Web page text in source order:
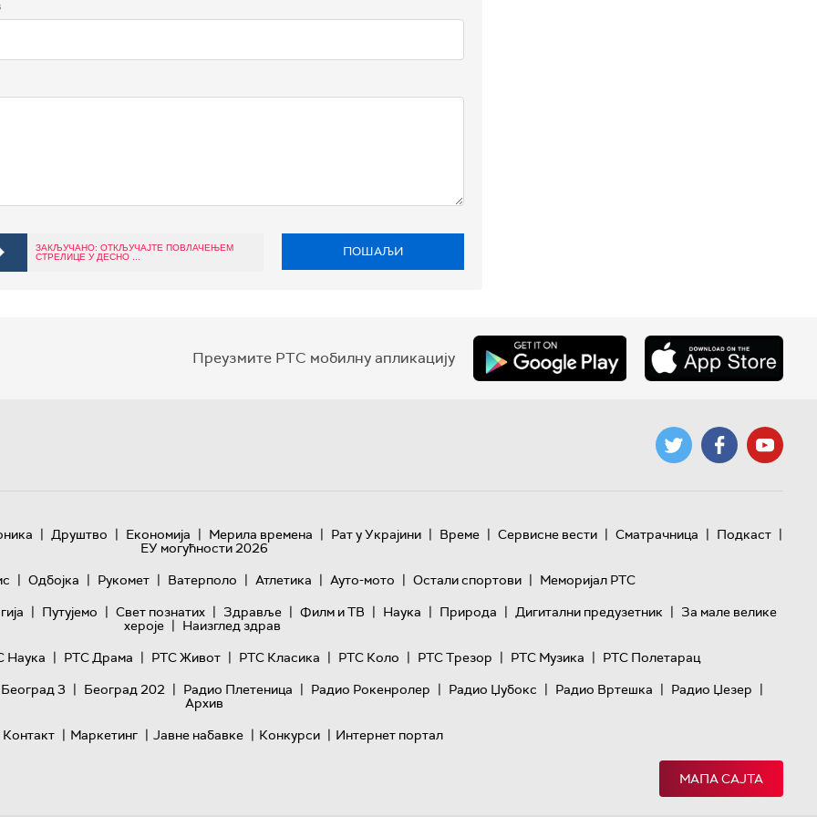
ЗАКЉУЧАНО: ОТКЉУЧАЈТЕ ПОВЛАЧЕЊЕМ
СТРЕЛИЦЕ У ДЕСНО ...
ПОШАЉИ
Преузмите РТС мобилну апликацију
| Друштво | Економија | Мерила времена | Рат у Украјини | Време | Сервисне вести | Сматрачница | Подкаст |
ЕУ могућности 2026
| Одбојка | Рукомет | Ватерполо | Атлетика | Ауто-мото | Остали спортови | Меморијал РТС
| Путујемо | Свет познатих | Здравље | Филм и ТВ | Наука | Природа | Дигитални предузетник | За мале велике
хероје | Наизглед здрав
Наука | РТС Драма | РТС Живот | РТС Класика | РТС Коло | РТС Трезор | РТС Музика | РТС Полетарац
3 | Београд 202 | Радио Плетеница | Радио Рокенролер | Радио Џубокс | Радио Вртешка | Радио Џезер |
Архив
Контакт | Маркетинг | Јавне набавке | Конкурси | Интернет портал
МАПА САЈТА